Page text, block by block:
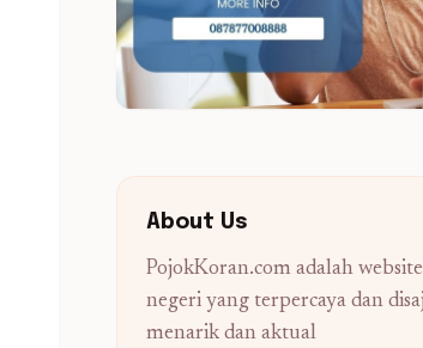
About Us
PojokKoran.com adalah
negeri yang terpercaya dan
menarik dan aktual